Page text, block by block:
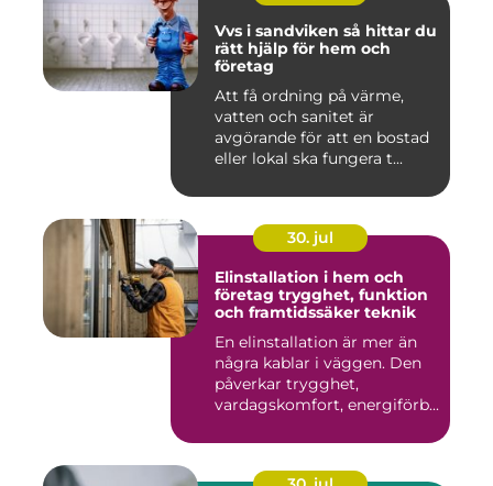
Vvs i sandviken så hittar du
rätt hjälp för hem och
företag
Att få ordning på värme,
vatten och sanitet är
avgörande för att en bostad
eller lokal ska fungera t...
30. jul
Elinstallation i hem och
företag trygghet, funktion
och framtidssäker teknik
En elinstallation är mer än
några kablar i väggen. Den
påverkar trygghet,
vardagskomfort, energiförb...